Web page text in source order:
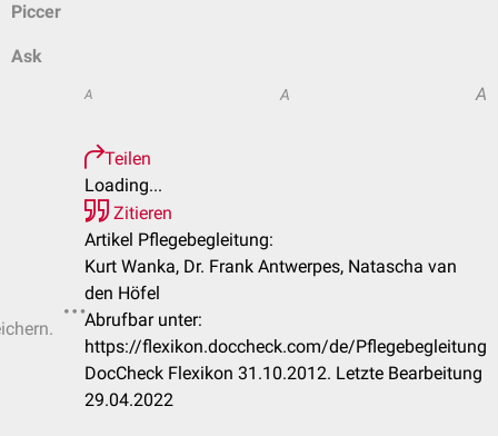
Piccer
Ask
A A A
Teilen
Loading...
Zitieren
Artikel Pflegebegleitung:
Kurt Wanka, Dr. Frank Antwerpes, Natascha van
den Höfel
Abrufbar unter:
https://flexikon.doccheck.com/de/Pflegebegleitung
DocCheck Flexikon 31.10.2012. Letzte Bearbeitung
29.04.2022